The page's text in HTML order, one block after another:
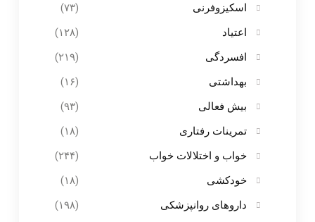
اسکیزوفرنی
(۷۳)
اعتیاد
(۱۲۸)
افسردگی
(۲۱۹)
بهداشتی
(۱۶)
بیش فعالی
(۹۳)
تمرینات رفتاری
(۱۸)
خواب و اختلالات خواب
(۲۴۴)
خودکشی
(۱۸)
داروهای روانپزشکی
(۱۹۸)